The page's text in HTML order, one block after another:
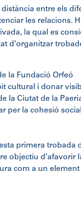
entre els
les relacions.
la qual es
d’organitzar
la Fundació Orfeó
cultural i donar
la Ciutat de la
per la cohesió
primera trobada
objectiu d’afavorir
com a un element